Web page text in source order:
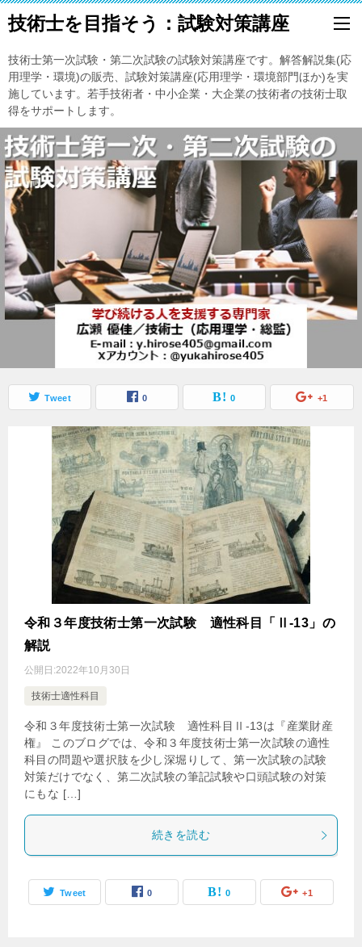
技術士を目指そう：試験対策講座
技術士第一次試験・第二次試験の試験対策講座です。解答解説集(応
用理学・環境)の販売、試験対策講座(応用理学・環境部門ほか)を実
施しています。若手技術者・中小企業・大企業の技術者の技術士取
得をサポートします。
Tweet 0 0 +1
令和３年度技術士第一次試験 適性科目「Ⅱ-13」の
解説
公開日:2022年10月30日
技術士適性科目
令和３年度技術士第一次試験 適性科目Ⅱ-13は『産業財産
権』 このブログでは、令和３年度技術士第一次試験の適性
科目の問題や選択肢を少し深堀りして、第一次試験の試験
対策だけでなく、第二次試験の筆記試験や口頭試験の対策
にもな […]
続きを読む
Tweet 0 0 +1